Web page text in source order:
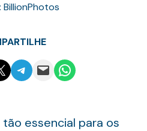
BillionPhotos
this PageShare on Telegram
Email this PageShare on WhatsApp
essencial para os